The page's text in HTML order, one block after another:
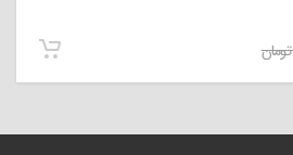
تومان